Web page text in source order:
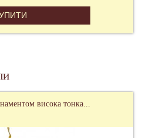
висока тонка...